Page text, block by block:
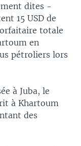
dites -
15 USD de
totale
en
pétroliers lors
à Juba, le
à Khartoum
des